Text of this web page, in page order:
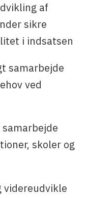
af
sikre
i indsatsen
samarbejde
ved
skoler og
videreudvikle